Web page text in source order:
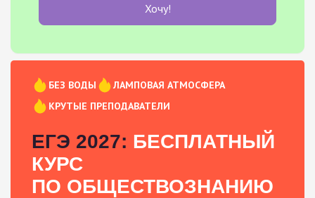
Хочу!
БЕЗ ВОДЫ
ЛАМПОВАЯ АТМОСФЕРА
КРУТЫЕ ПРЕПОДАВАТЕЛИ
ЕГЭ 2027: БЕСПЛАТНЫЙ
КУРС
ПО ОБЩЕСТВОЗНАНИЮ